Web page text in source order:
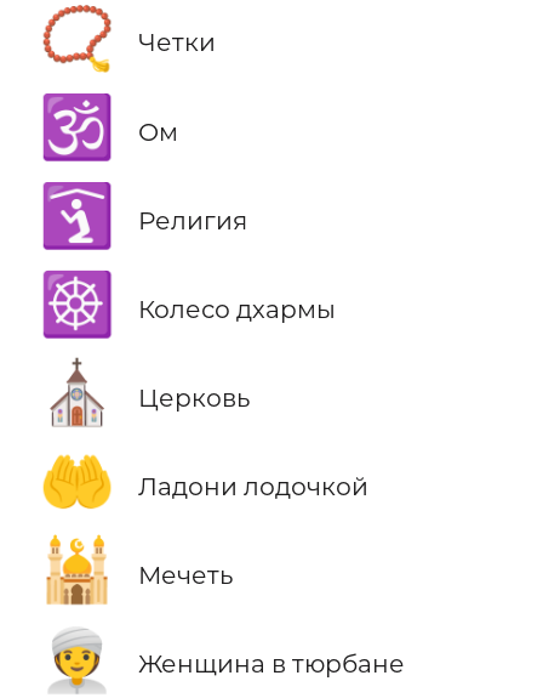
📿 Четки
🕉️ Ом
🛐 Религия
☸️ Колесо дхармы
⛪ Церковь
🤲 Ладони лодочкой
🕌 Мечеть
👳‍♀️ Женщина в тюрбане